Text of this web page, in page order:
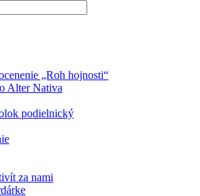
„Roh hojnosti“
Alter Nativa
podielnický
za nami